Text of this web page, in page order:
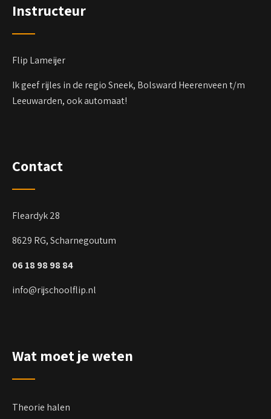
Instructeur
Flip Lameijer
Ik geef rijles in de regio Sneek, Bolsward Heerenveen t/m
Leeuwarden, ook automaat!
Contact
Fleardyk 28
8629 RG, Scharnegoutum
06 18 98 98 84
info@rijschoolflip.nl
Wat moet je weten
Theorie halen